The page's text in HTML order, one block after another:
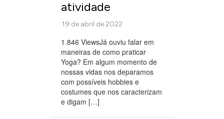
atividade
1.846 ViewsJá ouviu falar em
maneiras de como praticar
Yoga? Em algum momento de
nossas vidas nos deparamos
com possíveis hobbies e
costumes que nos caracterizam
e digam […]